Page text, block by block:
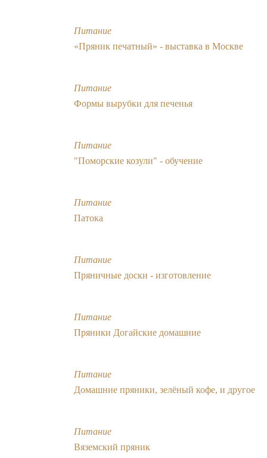
Питание
«Пряник печатный» - выставка в Москве
Питание
Формы вырубки для печенья
Питание
"Поморские козули" - обучение
Питание
Патока
Питание
Пряничные доски - изготовление
Питание
Пряники Догайские домашние
Питание
Домашние пряники, зелёный кофе, и другое
Питание
Вяземский пряник